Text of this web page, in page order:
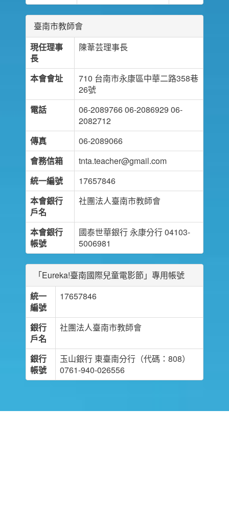
臺南市教師會
現任理事
長
陳葦芸理事長
本會會址
710 台南市永康區中華二路358巷
26號
電話
06-2089766 06-2086929 06-
2082712
傳真
06-2089066
會務信箱
tnta.teacher@gmail.com
統一編號
17657846
本會銀行
戶名
社團法人臺南市教師會
本會銀行
帳號
國泰世華銀行 永康分行 04103-
5006981
「Eureka!臺南國際兒童電影節」專用帳號
統一
編號
17657846
銀行
戶名
社團法人臺南市教師會
銀行
帳號
玉山銀行 東臺南分行（代碼：808）
0761-940-026556